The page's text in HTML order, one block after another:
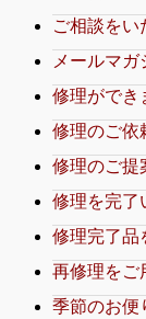
ご相談をい
メールマガ
修理ができ
修理のご依
修理のご提
修理を完了
修理完了品
再修理をご
季節のお便